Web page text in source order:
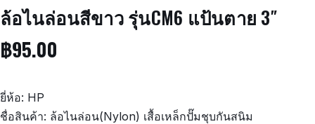
ล้อไนล่อนสีขาว รุ่นCM6 แป้นตาย 3″
฿95.00
ยี่ห้อ: HP
ชื่อสินค้า: ล้อไนล่อน(Nylon) เสื้อเหล็กปั๊มชุบกันสนิม